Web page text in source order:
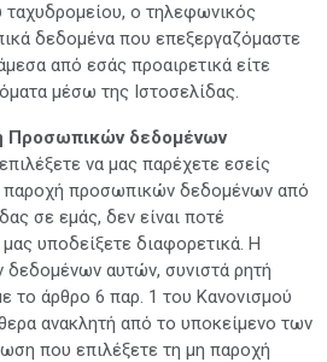
ταχυδρομείου, ο τηλεφωνικός
δεδομένα που επεξεργαζόμαστε
από εσάς προαιρετικά είτε
μέσω της Ιστοσελίδας.
Προσωπικών δεδομένων
να μας παρέχετε εσείς
προσωπικών δεδομένων από
σε εμάς, δεν είναι ποτέ
υποδείξετε διαφορετικά. Η
δεδομένων αυτών, συνιστά ρητή
το άρθρο 6 παρ. 1 του Κανονισμού
ανακλητή από το υποκείμενο των
που επιλέξετε τη μη παροχή